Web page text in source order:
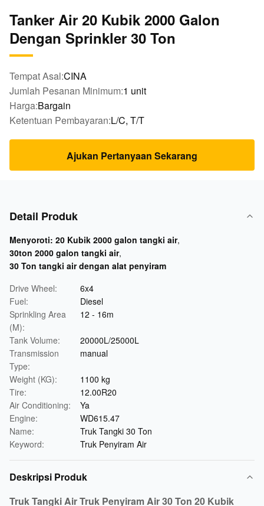
Tanker Air 20 Kubik 2000 Galon
Dengan Sprinkler 30 Ton
Tempat Asal:CINA
Jumlah Pesanan Minimum:1 unit
Harga:Bargain
Ketentuan Pembayaran:L/C, T/T
Ajukan Pertanyaan Sekarang
Detail Produk
Menyoroti: 20 Kubik 2000 galon tangki air,
30ton 2000 galon tangki air,
30 Ton tangki air dengan alat penyiram
Drive Wheel:
6x4
Fuel:
Diesel
Sprinkling Area
(M):
12 - 16m
Tank Volume:
20000L/25000L
Transmission
Type:
manual
Weight (KG):
1100 kg
Tire:
12.00R20
Air Conditioning:
Ya
Engine:
WD615.47
Name:
Truk Tangki 30 Ton
Keyword:
Truk Penyiram Air
Deskripsi Produk
Truk Tangki Air Truk Penyiram Air 30 Ton 20 Kubik